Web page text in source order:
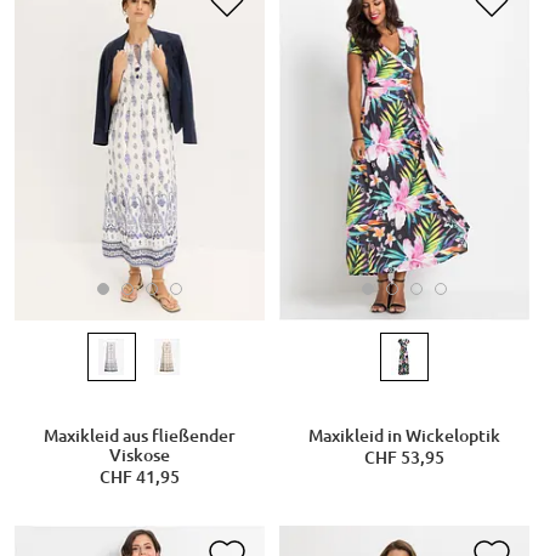
Maxikleid aus fließender
Viskose
CHF 41,95
Maxikleid in Wickeloptik
CHF 53,95